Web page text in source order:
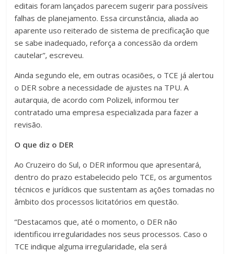
editais foram lançados parecem sugerir para possíveis
falhas de planejamento. Essa circunstância, aliada ao
aparente uso reiterado de sistema de precificação que
se sabe inadequado, reforça a concessão da ordem
cautelar”, escreveu.
Ainda segundo ele, em outras ocasiões, o TCE já alertou
o DER sobre a necessidade de ajustes na TPU. A
autarquia, de acordo com Polizeli, informou ter
contratado uma empresa especializada para fazer a
revisão.
O que diz o DER
Ao Cruzeiro do Sul, o DER informou que apresentará,
dentro do prazo estabelecido pelo TCE, os argumentos
técnicos e jurídicos que sustentam as ações tomadas no
âmbito dos processos licitatórios em questão.
“Destacamos que, até o momento, o DER não
identificou irregularidades nos seus processos. Caso o
TCE indique alguma irregularidade, ela será